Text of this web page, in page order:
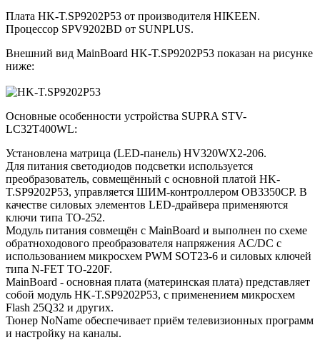
Плата HK-T.SP9202P53 от производителя HIKEEN.
Процессор SPV9202BD от SUNPLUS.
Внешний вид MainBoard HK-T.SP9202P53 показан на рисунке
ниже:
Основные особенности устройства SUPRA STV-
LC32T400WL:
Установлена матрица (LED-панель) HV320WX2-206.
Для питания светодиодов подсветки используется
преобразователь, совмещённый с основной платой HK-
T.SP9202P53, управляется ШИМ-контроллером OB3350CP. В
качестве силовых элементов LED-драйвера применяются
ключи типа TO-252.
Модуль питания совмещён с MainBoard и выполнен по схеме
обратноходового преобразователя напряжения AC/DC c
использованием микросхем PWM SOT23-6 и силовых ключей
типа N-FET TO-220F.
MainBoard - основная плата (материнская плата) представляет
собой модуль HK-T.SP9202P53, с применением микросхем
Flash 25Q32 и других.
Тюнер NoName обеспечивает приём телевизионных программ
и настройку на каналы.